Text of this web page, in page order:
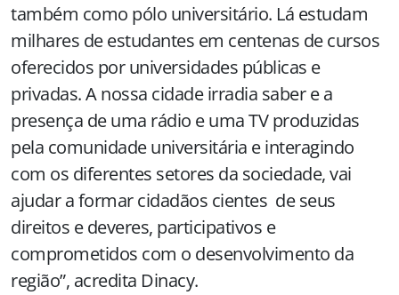
também como pólo universitário. Lá estudam
milhares de estudantes em centenas de cursos
oferecidos por universidades públicas e
privadas. A nossa cidade irradia saber e a
presença de uma rádio e uma TV produzidas
pela comunidade universitária e interagindo
com os diferentes setores da sociedade, vai
ajudar a formar cidadãos cientes de seus
direitos e deveres, participativos e
comprometidos com o desenvolvimento da
região”, acredita Dinacy.